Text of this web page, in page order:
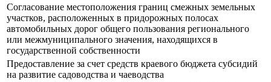
Согласование местоположения границ смежных земельных
участков, расположенных в придорожных полосах
автомобильных дорог общего пользования регионального
или межмуниципального значения, находящихся в
государственной собственности
Предоставление за счет средств краевого бюджета субсидий
на развитие садоводства и чаеводства